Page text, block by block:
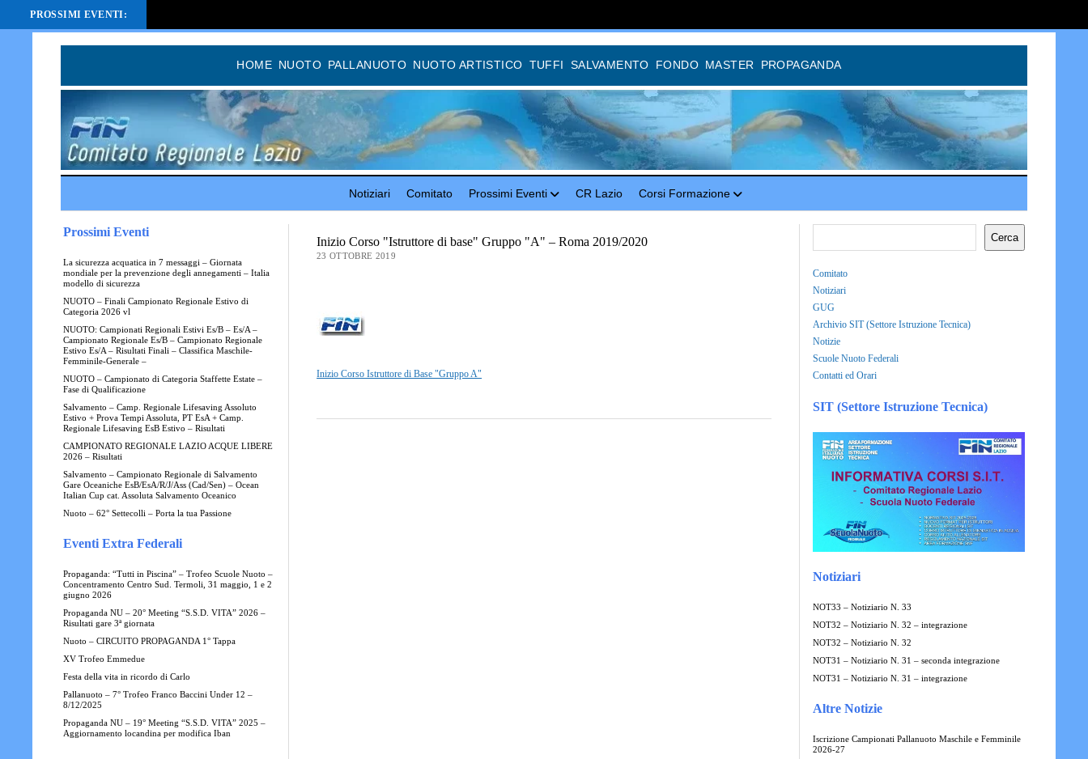
HOME NUOTO PALLANUOTO NUOTO ARTISTICO TUFFI SALVAMENTO FONDO MASTER PROPAGANDA
Notiziari Comitato Prossimi Eventi CR Lazio Corsi Formazione
Prossimi Eventi
La sicurezza acquatica in 7 messaggi – Giornata
mondiale per la prevenzione degli annegamenti – Italia
modello di sicurezza
NUOTO – Finali Campionato Regionale Estivo di
Categoria 2026 vl
NUOTO: Campionati Regionali Estivi Es/B – Es/A –
Campionato Regionale Es/B – Campionato Regionale
Estivo Es/A – Risultati Finali – Classifica Maschile-
Femminile-Generale –
NUOTO – Campionato di Categoria Staffette Estate –
Fase di Qualificazione
Salvamento – Camp. Regionale Lifesaving Assoluto
Estivo + Prova Tempi Assoluta, PT EsA + Camp.
Regionale Lifesaving EsB Estivo – Risultati
CAMPIONATO REGIONALE LAZIO ACQUE LIBERE
2026 – Risultati
Salvamento – Campionato Regionale di Salvamento
Gare Oceaniche EsB/EsA/R/J/Ass (Cad/Sen) – Ocean
Italian Cup cat. Assoluta Salvamento Oceanico
Nuoto – 62° Settecolli – Porta la tua Passione
Eventi Extra Federali
Propaganda: “Tutti in Piscina” – Trofeo Scuole Nuoto –
Concentramento Centro Sud. Termoli, 31 maggio, 1 e 2
giugno 2026
Propaganda NU – 20° Meeting “S.S.D. VITA” 2026 –
Risultati gare 3ª giornata
Nuoto – CIRCUITO PROPAGANDA 1° Tappa
XV Trofeo Emmedue
Festa della vita in ricordo di Carlo
Pallanuoto – 7° Trofeo Franco Baccini Under 12 –
8/12/2025
Propaganda NU – 19° Meeting “S.S.D. VITA” 2025 –
Aggiornamento locandina per modifica Iban
Inizio Corso "Istruttore di base" Gruppo "A" – Roma 2019/2020
23 OTTOBRE 2019
Inizio Corso Istruttore di Base "Gruppo A"
Cerca
Comitato
Notiziari
GUG
Archivio SIT (Settore Istruzione Tecnica)
Notizie
Scuole Nuoto Federali
Contatti ed Orari
SIT (Settore Istruzione Tecnica)
Notiziari
NOT33 – Notiziario N. 33
NOT32 – Notiziario N. 32 – integrazione
NOT32 – Notiziario N. 32
NOT31 – Notiziario N. 31 – seconda integrazione
NOT31 – Notiziario N. 31 – integrazione
Altre Notizie
Iscrizione Campionati Pallanuoto Maschile e Femminile
2026-27
PROSSIMI EVENTI: